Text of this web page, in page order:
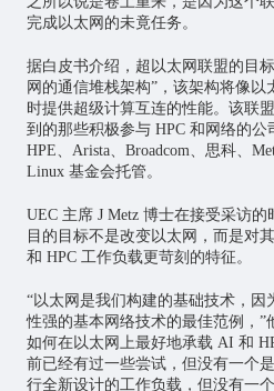
完成以太网的未竟任务。
据白皮书介绍，超以太网联盟的目
网的通信堆栈架构”，该架构将像以
时提供超级计算互连的性能。该联
到的那些积极参与 HPC 和网络的公
HPE、Arista、Broadcom、思科、
Linux 基金会托管。
UEC 主席 J Metz 博士在接受采访的
目的目标不是改变以太网，而是对
和 HPC 工作负载更苛刻的特征。
“以太网是我们构建的基础技术，
性强的基本网络技术的最佳范例，”
如何在以太网上最好地承载 AI 和
前已经有过一些尝试，但没有一个
行全新设计的工作负载，但没有一